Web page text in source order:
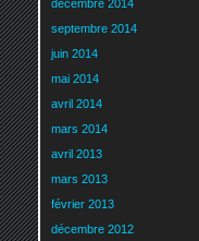
décembre 2014
septembre 2014
juin 2014
mai 2014
avril 2014
mars 2014
avril 2013
mars 2013
février 2013
décembre 2012